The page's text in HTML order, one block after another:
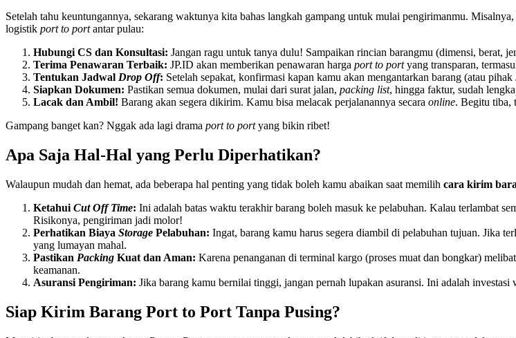
Setelah tahu keuntungannya, sekarang waktunya kita bahas langkah gampang untuk mulai pengirimanmu.
logistik port to portantar pulau:
Hubungi CS dan Konsultasi: Jangan ragu untuk tanya dulu! Sampaikan rincian barangmu (dimensi, berat,
Terima Penawaran Terbaik: JP.ID akan memberikan penawaran harga port to portyang transparan,
Tentukan Jadwal Drop Off: Setelah sepakat, konfirmasi kapan kamu akan mengantarkan barang (atau
Siapkan Dokumen: Pastikan semua dokumen, mulai dari surat jalan, packing list, hingga faktur, sudah
Lacak dan Ambil! Barang akan segera dikirim. Kamu bisa melacak perjalanannya secara online. Begitu tiba,
Gampang banget kan? Nggak ada lagi drama port to portyang bikin ribet!
Apa Saja Hal-Hal yang Perlu Diperhatikan?
Walaupun mudah dan hemat, ada beberapa hal penting yang tidak boleh kamu abaikan saat memilih cara kirim
Ketahui Cut Off Time: Ini adalah batas waktu terakhir barang boleh masuk ke pelabuhan. Kalau terlambat
Risikonya, pengiriman jadi molor!
Perhatikan Biaya Storage Pelabuhan: Ingat, barang kamu harus segera diambil di pelabuhan tujuan. Jika
yang lumayan mahal.
Pastikan Packing Kuat dan Aman: Karena penanganan di terminal kargo (proses muat dan bongkar)
keamanan.
Asuransi Pengiriman: Jika barang kamu bernilai tinggi, jangan pernah lupakan asuransi. Ini adalah investasi
Siap Kirim Barang Port to Port Tanpa Pusing?